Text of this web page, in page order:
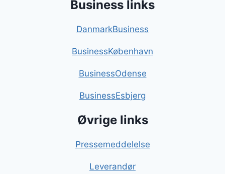
Business links
DanmarkBusiness
BusinessKøbenhavn
BusinessOdense
BusinessEsbjerg
Øvrige links
Pressemeddelelse
Leverandør